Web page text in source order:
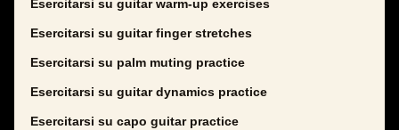
Esercitarsi su guitar warm-up exercises
Esercitarsi su guitar finger stretches
Esercitarsi su palm muting practice
Esercitarsi su guitar dynamics practice
Esercitarsi su capo guitar practice